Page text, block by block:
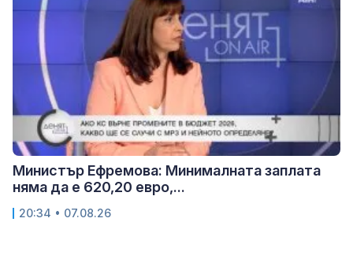
Министър Ефремова: Минималната заплата
няма да е 620,20 евро,...
20:34 • 07.08.26